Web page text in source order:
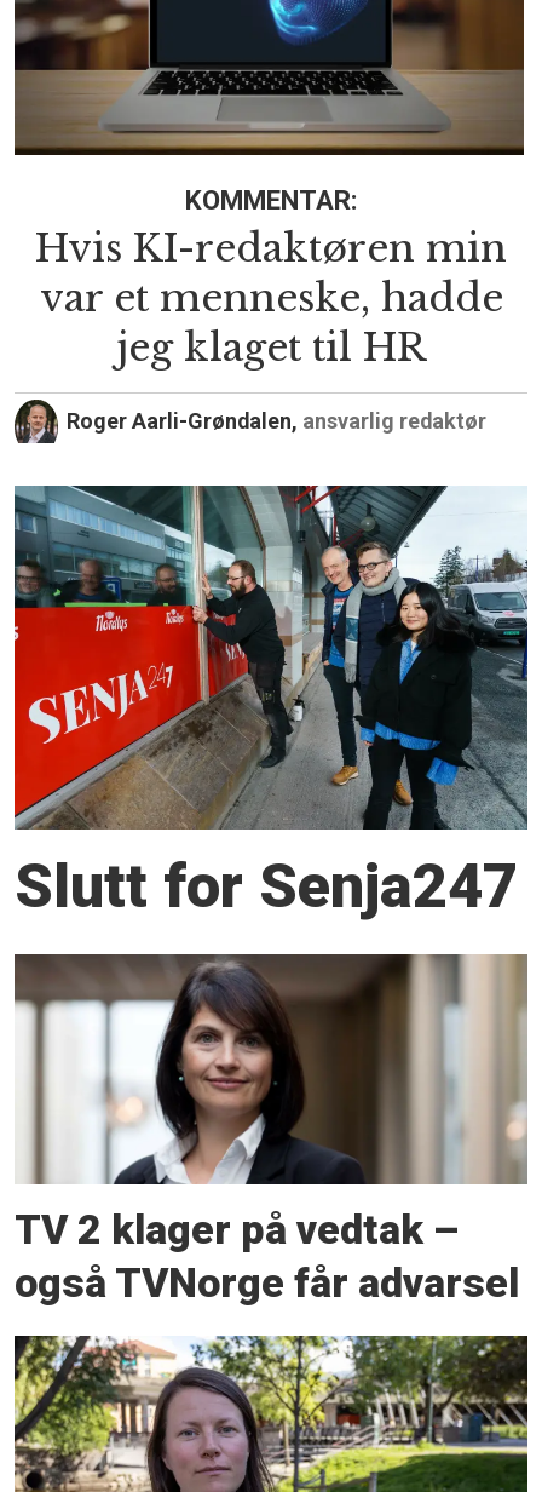
KOMMENTAR:
Hvis KI-redaktøren min
var et menneske, hadde
jeg klaget til HR
Roger Aarli-Grøndalen, ansvarlig redaktør
Slutt for Senja247
TV 2 klager på vedtak –
også TVNorge får advarsel